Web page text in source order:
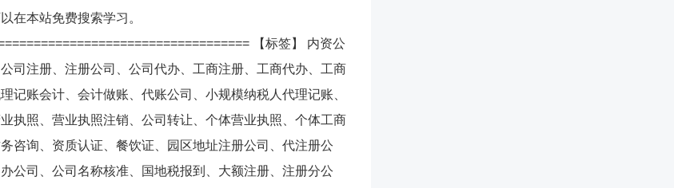
在本站免费搜索学习。
【标签】 内资公
司注册、注册公司、公司代办、工商注册、工商代办、工商
记账会计、会计做账、代账公司、小规模纳税人代理记账、
执照、营业执照注销、公司转让、个体营业执照、个体工商
咨询、资质认证、餐饮证、园区地址注册公司、代注册公
公司、公司名称核准、国地税报到、大额注册、注册分公